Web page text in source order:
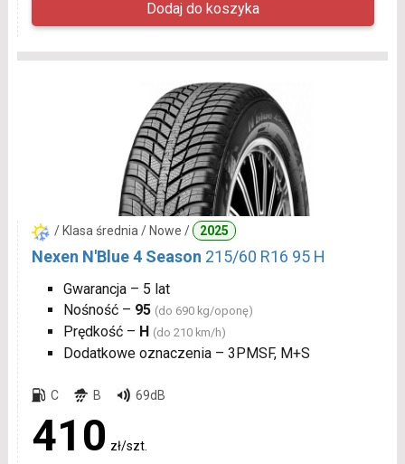
/ Klasa średnia / Nowe / 2025
Nexen N'Blue 4 Season 215/60 R16 95 H
Gwarancja – 5 lat
Nośność – 95 (do 690 kg/oponę)
Prędkość – H (do 210 km/h)
Dodatkowe oznaczenia – 3PMSF, M+S
C B 69dB
410 zł/szt.